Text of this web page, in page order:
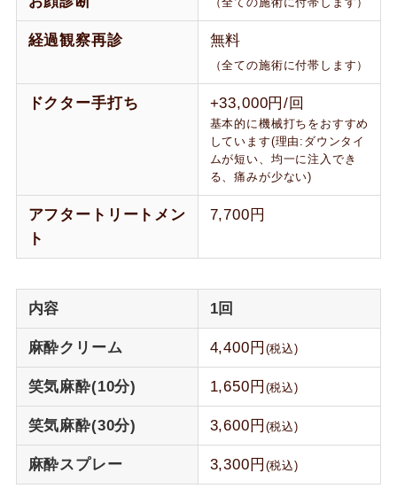
経過観察再診 無料
（全ての施術に付帯します）
ドクター手打ち +33,000円/回
基本的に機械打ちをおすすめ
しています(理由:ダウンタイ
ムが短い、均一に注入でき
る、痛みが少ない)
アフタートリートメン
ト
7,700円
内容 1回
麻酔クリーム 4,400円 (税込)
笑気麻酔(10分) 1,650円 (税込)
笑気麻酔(30分) 3,600円 (税込)
麻酔スプレー 3,300円 (税込)